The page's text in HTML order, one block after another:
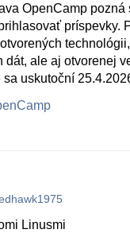
OpenCamp pozná
príspevky.
dát, ale aj otvorenej
uskutoční
Linusmi